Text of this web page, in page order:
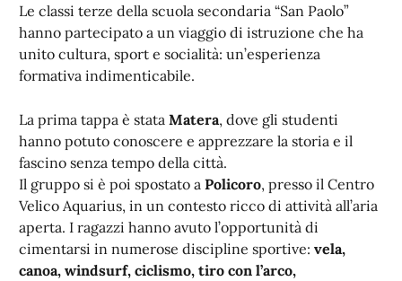
Le classi terze della scuola secondaria “San Paolo”
hanno partecipato a un viaggio di istruzione che ha
unito cultura, sport e socialità: un’esperienza
formativa indimenticabile.
La prima tappa è stata Matera, dove gli studenti
hanno potuto conoscere e apprezzare la storia e il
fascino senza tempo della città.
Il gruppo si è poi spostato a Policoro, presso il Centro
Velico Aquarius, in un contesto ricco di attività all’aria
aperta. I ragazzi hanno avuto l’opportunità di
cimentarsi in numerose discipline sportive: vela,
canoa, windsurf, ciclismo, tiro con l’arco,